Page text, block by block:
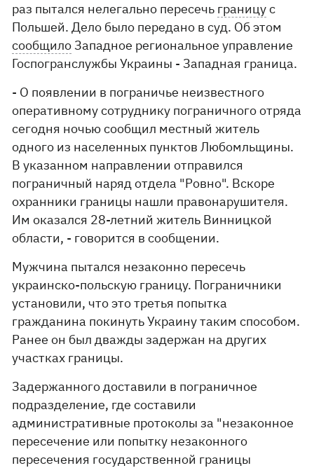
раз пытался нелегально пересечь границус
Польшей. Дело было передано в суд. Об этом
сообщило Западное региональное управление
Госпогранслужбы Украины - Западная граница.
- О появлении в пограничье неизвестного
оперативному сотруднику пограничного отряда
сегодня ночью сообщил местный житель
одного из населенных пунктов Любомльщины.
В указанном направлении отправился
пограничный наряд отдела "Ровно". Вскоре
охранники границы нашли правонарушителя.
Им оказался 28-летний житель Винницкой
области, - говорится в сообщении.
Мужчина пытался незаконно пересечь
украинско-польскую границу. Пограничники
установили, что это третья попытка
гражданина покинуть Украину таким способом.
Ранее он был дважды задержан на других
участках границы.
Задержанного доставили в пограничное
подразделение, где составили
административные протоколы за "незаконное
пересечение или попытку незаконного
пересечения государственной границы